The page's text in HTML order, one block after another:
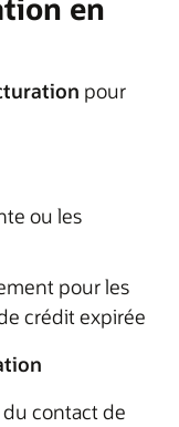
en
pour
ou les
pour les
crédit expirée
contact de